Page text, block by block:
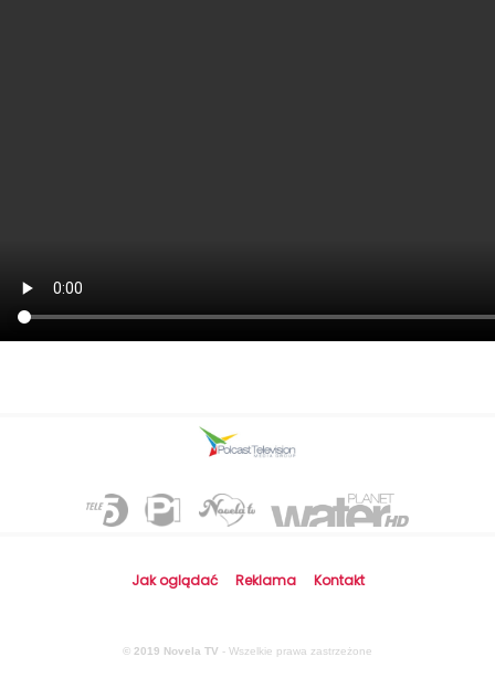
Jak oglądać Reklama Kontakt
© 2019 Novela TV - Wszelkie prawa zastrzeżone